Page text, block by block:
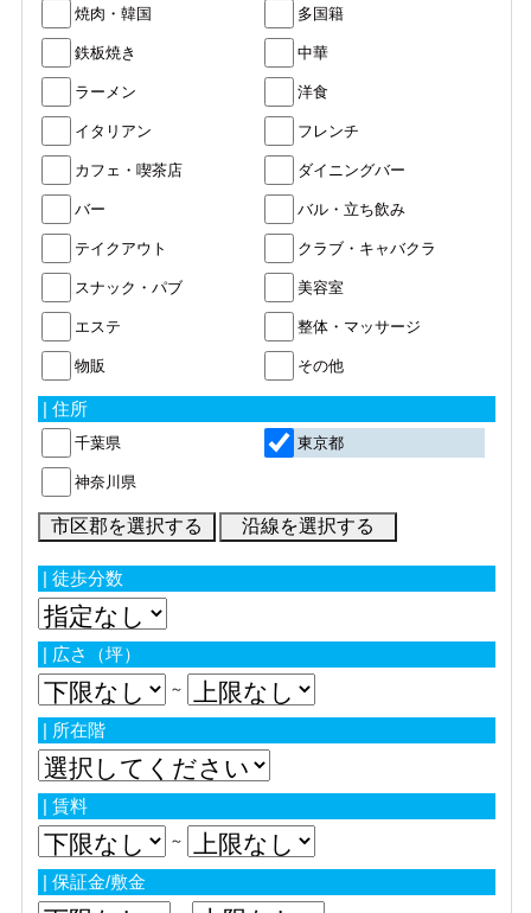
焼肉・韓国 多国籍
鉄板焼き 中華
ラーメン 洋食
イタリアン フレンチ
カフェ・喫茶店 ダイニングバー
バー バル・立ち飲み
テイクアウト クラブ・キャバクラ
スナック・パブ 美容室
エステ 整体・マッサージ
物販 その他
| 住所
千葉県 東京都
神奈川県
| 徒歩分数
| 広さ（坪）
～
| 所在階
| 賃料
～
| 保証金/敷金